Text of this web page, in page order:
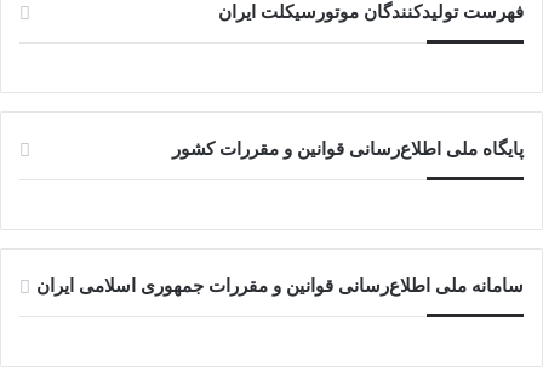
فهرست تولیدکنندگان موتورسیکلت ایران
پایگاه ملی اطلاع‌رسانی قوانین و مقررات کشور
سامانه ملی اطلاع‌رسانی قوانین و مقررات جمهوری اسلامی ایران